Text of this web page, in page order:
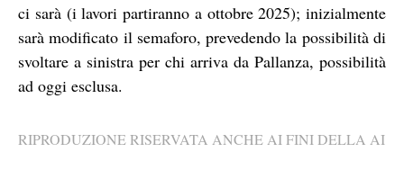
ci sarà (i lavori partiranno a ottobre 2025); inizialmente
sarà modificato il semaforo, prevedendo la possibilità di
svoltare a sinistra per chi arriva da Pallanza, possibilità
ad oggi esclusa.
RIPRODUZIONE RISERVATA ANCHE AI FINI DELLA AI